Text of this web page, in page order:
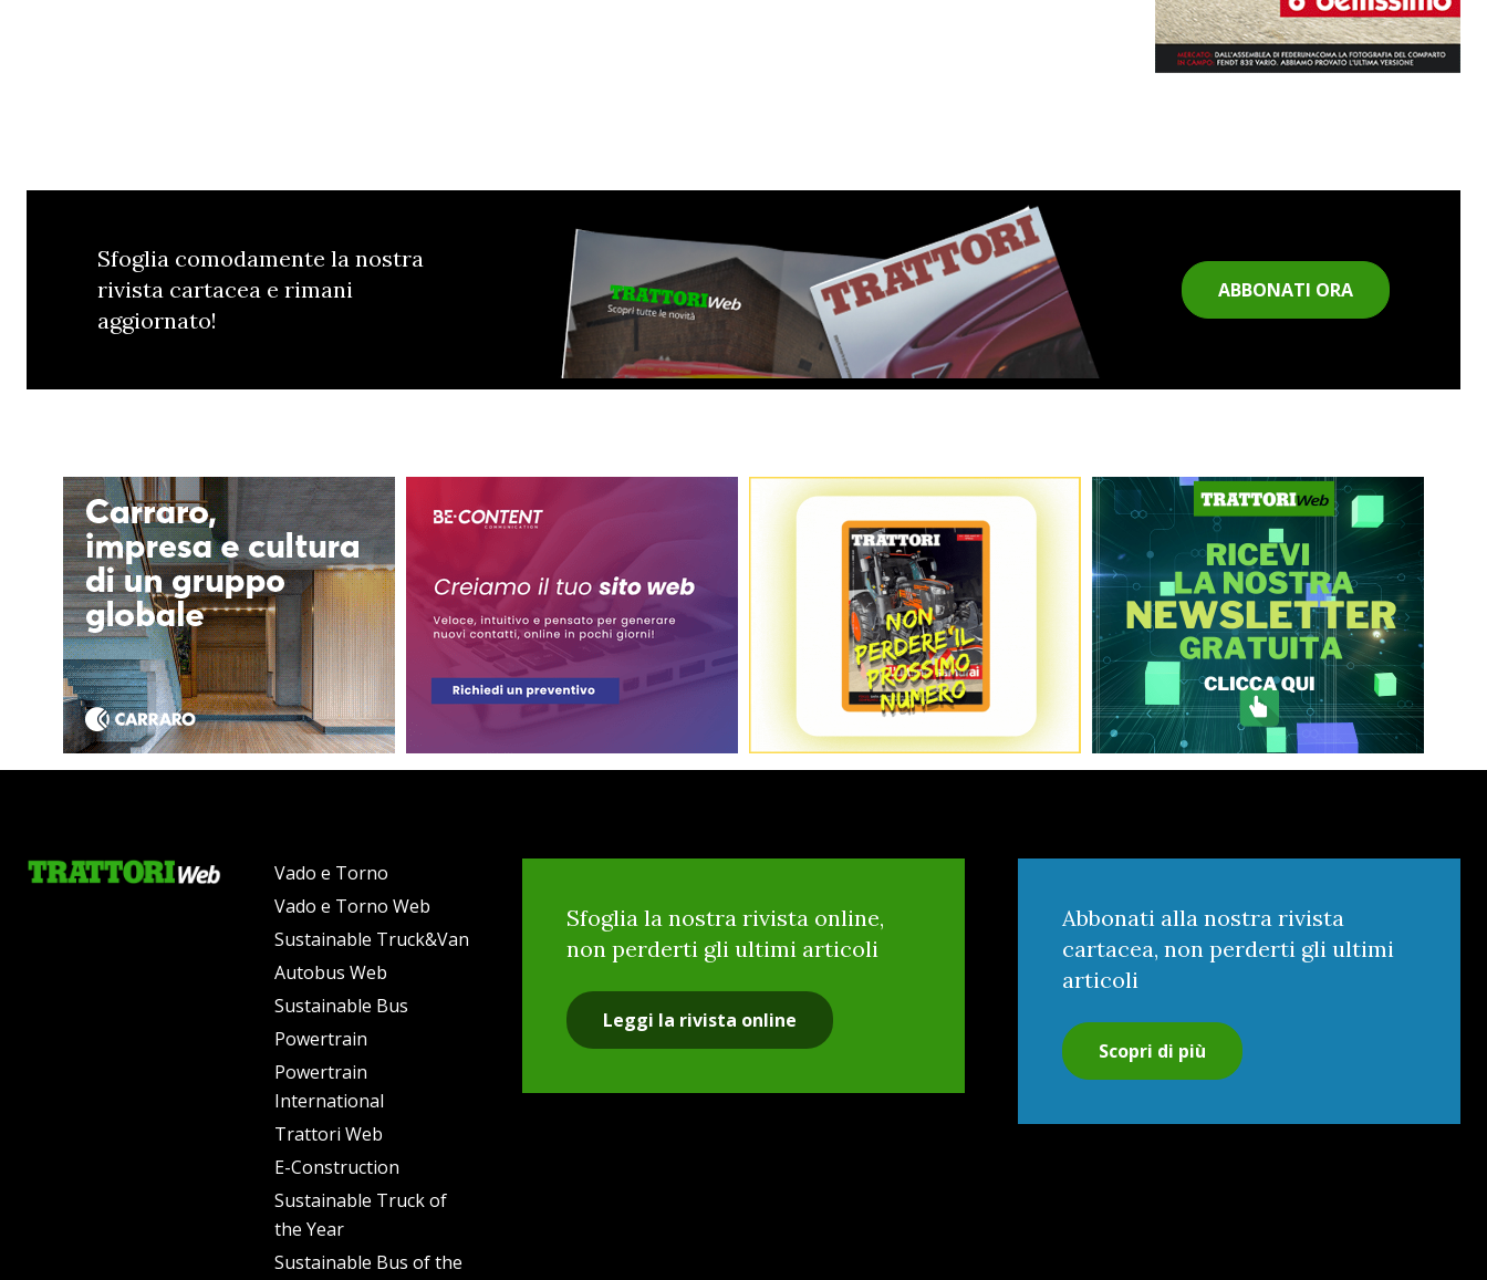
Sfoglia comodamente la nostra
rivista cartacea e rimani
aggiornato!
ABBONATI ORA
Vado e Torno
Vado e Torno Web
Sustainable Truck&Van
Autobus Web
Sustainable Bus
Powertrain
Powertrain
International
Trattori Web
E-Construction
Sustainable Truck of
the Year
Sustainable Bus of the
Sfoglia la nostra rivista online,
non perderti gli ultimi articoli
Leggi la rivista online
Abbonati alla nostra rivista
cartacea, non perderti gli ultimi
articoli
Scopri di più